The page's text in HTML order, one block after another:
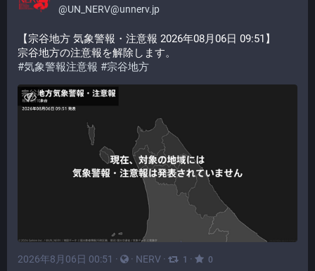
@UN_NERV@unnerv.jp
【宗谷地方 気象警報・注意報 2026年08月06日 09:51】
宗谷地方の注意報を解除します。
#気象警報注意報 #宗谷地方
2026年8月06日 00:51 · · NERV · 1 · 0